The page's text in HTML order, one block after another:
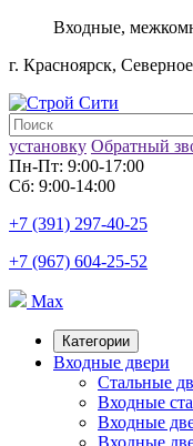
Входные,
г. Красноярск,
установку Обратный
Пн-Пт: 9:00-17:00
Сб: 9:00-14:00
+7 (391) 297-40-25
+7 (967) 604-25-52
Max
Категории
Входные двери
Стальные
Входные
Входные
Входные